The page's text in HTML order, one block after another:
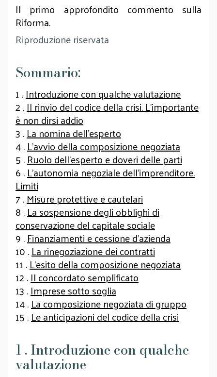
Il primo approfondito commento sulla
Riforma.
Riproduzione riservata
Sommario:
1 .Introduzione con qualche valutazione
2 .Il rinvio del codice della crisi. L’importante
è non dirsi addio
3 .La nomina dell’esperto
4 .L’avvio della composizione negoziata
5 .Ruolo dell’esperto e doveri delle parti
6 .L’autonomia negoziale dell’imprenditore.
Limiti
7 .Misure protettive e cautelari
8 .La sospensione degli obblighi di
conservazione del capitale sociale
9 .Finanziamenti e cessione d’azienda
10 .La rinegoziazione dei contratti
11 .L’esito della composizione negoziata
12 .Il concordato semplificato
13 .Imprese sotto soglia
14 .La composizione negoziata di gruppo
15 .Le anticipazioni del codice della crisi
1 . Introduzione con qualche
valutazione